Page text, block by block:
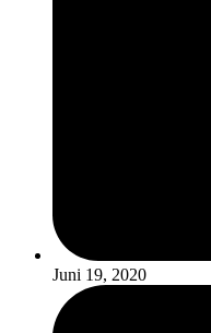
Juni 19, 2020